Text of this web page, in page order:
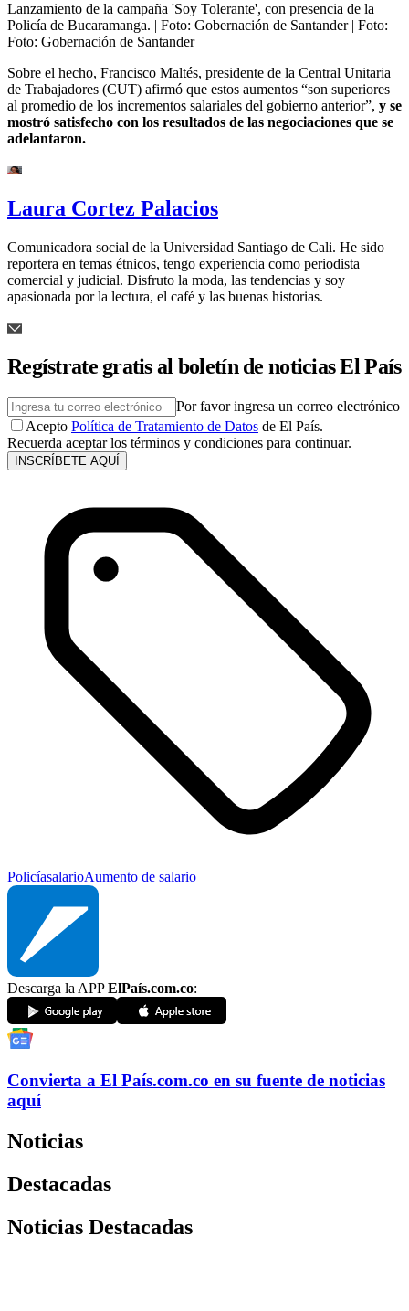
Lanzamiento de la campaña 'Soy Tolerante', con presencia de la
Policía de Bucaramanga. | Foto: Gobernación de Santander | Foto:
Foto: Gobernación de Santander
Sobre el hecho, Francisco Maltés, presidente de la Central Unitaria
de Trabajadores (CUT) afirmó que estos aumentos “son superiores
al promedio de los incrementos salariales del gobierno anterior”, y se
mostró satisfecho con los resultados de las negociaciones que se
adelantaron.
Laura Cortez Palacios
Comunicadora social de la Universidad Santiago de Cali. He sido
reportera en temas étnicos, tengo experiencia como periodista
comercial y judicial. Disfruto la moda, las tendencias y soy
apasionada por la lectura, el café y las buenas historias.
Regístrate gratis al boletín de noticias El País
Por favor ingresa un correo electrónico
Acepto Política de Tratamiento de Datos de El País.
Recuerda aceptar los términos y condiciones para continuar.
INSCRÍBETE AQUÍ
PolicíasalarioAumento de salario
Descarga la APPElPaís.com.co:
Convierta a El País.com.co en su fuente de noticias
aquí
Noticias
Destacadas
Noticias Destacadas